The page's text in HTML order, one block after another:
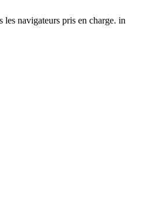
navigateurs pris en charge. in